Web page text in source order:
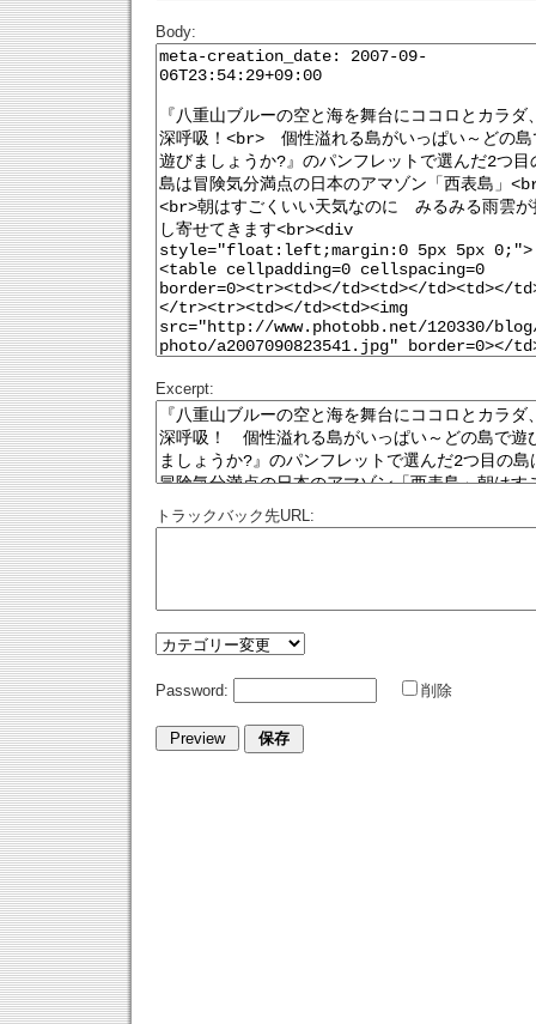
Body:
Excerpt:
トラックバック先URL:
Password: 削除